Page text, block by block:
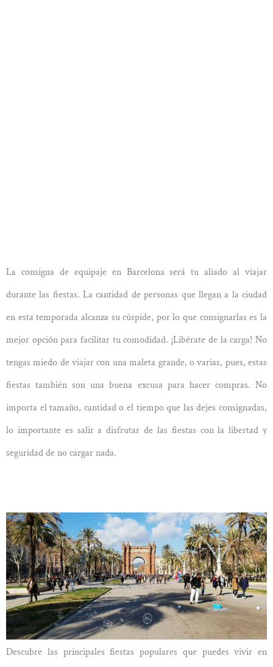
La consigna de equipaje en Barcelona será tu aliado al viajar
durante las fiestas. La cantidad de personas que llegan a la ciudad
en esta temporada alcanza su cúspide, por lo que consignarlas es la
mejor opción para facilitar tu comodidad.¡Libérate de la carga! No
tengas miedo de viajar con una maleta grande, o varias, pues, estas
fiestas también son una buena excusa para hacer compras. No
importa el tamaño, cantidad o el tiempo que las dejes consignadas,
lo importante es salir a disfrutar de las fiestas con la libertad y
seguridad de no cargar nada.
Descubre las principales fiestas populares que puedes vivir en